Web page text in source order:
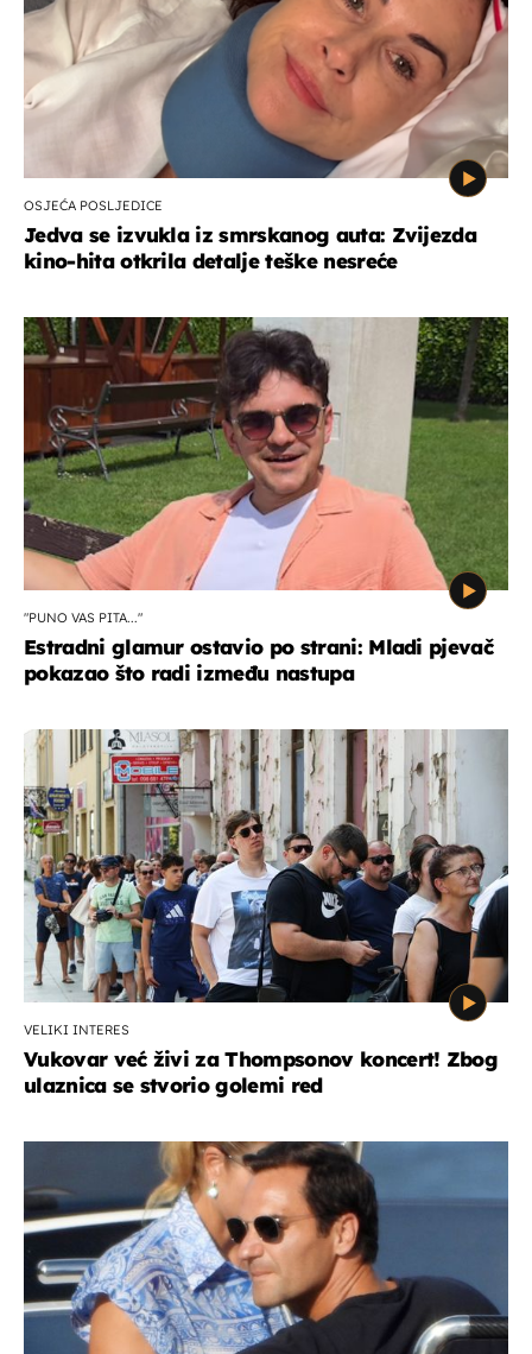
OSJEĆA POSLJEDICE
Jedva se izvukla iz smrskanog auta: Zvijezda
kino-hita otkrila detalje teške nesreće
"PUNO VAS PITA..."
Estradni glamur ostavio po strani: Mladi pjevač
pokazao što radi između nastupa
VELIKI INTERES
Vukovar već živi za Thompsonov koncert! Zbog
ulaznica se stvorio golemi red